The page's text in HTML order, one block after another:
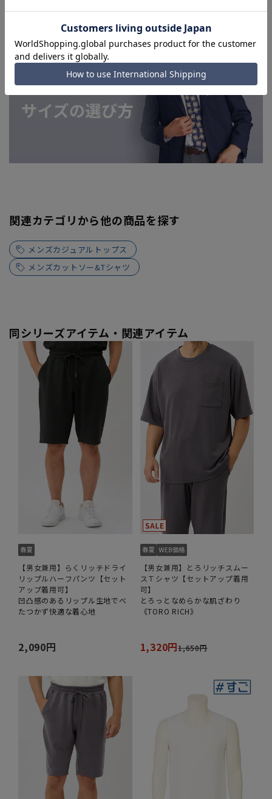
てはお急ぎ発送サービスを選択できない場合がございます。)
関連カテゴリから他の商品を探す
メンズカジュアルトップス
メンズカットソー&Tシャツ
同シリーズアイテム・関連アイテム
【男女兼用】らくリッチドライ
リップルハーフパンツ【セット
アップ着用可】
凹凸感のあるリップル生地でべ
たつかず快適な着心地
2,090円
【男女兼用】とろリッチスムー
スＴシャツ【セットアップ着用
可】
とろっとなめらかな肌ざわり
《TORO RICH》
1,320円1,650円